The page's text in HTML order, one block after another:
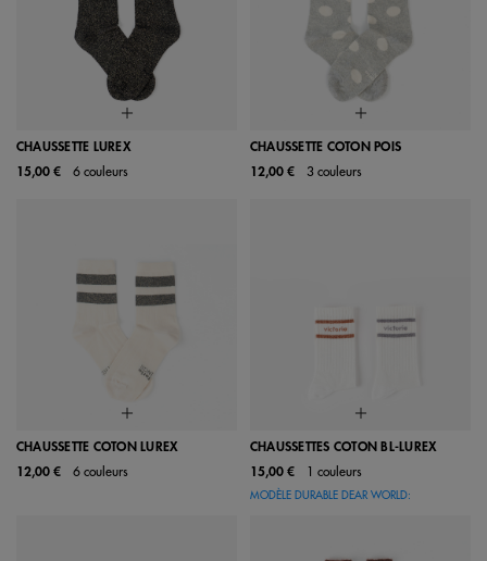
CHAUSSETTE LUREX
15,00 €
6 couleurs
CHAUSSETTE COTON POIS
12,00 €
3 couleurs
CHAUSSETTE COTON LUREX
12,00 €
6 couleurs
CHAUSSETTES COTON BL-LUREX
15,00 €
1 couleurs
MODÈLE DURABLE DEAR WORLD: